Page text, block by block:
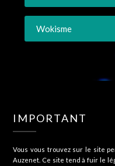
Wokisme
IMPORTANT
Vous vous trouvez sur le site
Auzenet. Ce site tend à fuir le